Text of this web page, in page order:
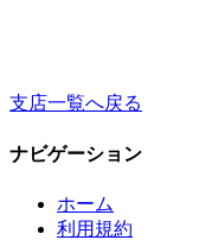
支店一覧へ戻る
ナビゲーション
ホーム
利用規約